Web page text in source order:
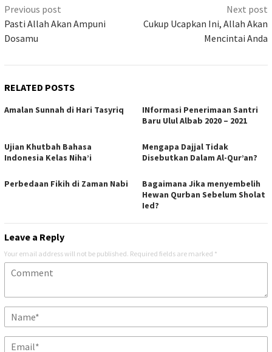
Previous post
Pasti Allah Akan Ampuni
Dosamu
Next post
Cukup Ucapkan Ini, Allah Akan
Mencintai Anda
RELATED POSTS
Amalan Sunnah di Hari Tasyriq
INformasi Penerimaan Santri
Baru Ulul Albab 2020 – 2021
Ujian Khutbah Bahasa
Indonesia Kelas Niha’i
Mengapa Dajjal Tidak
Disebutkan Dalam Al-Qur’an?
Perbedaan Fikih di Zaman Nabi
Bagaimana Jika menyembelih
Hewan Qurban Sebelum Sholat
Ied?
Leave a Reply
Your email address will not be published. Required fields are marked *